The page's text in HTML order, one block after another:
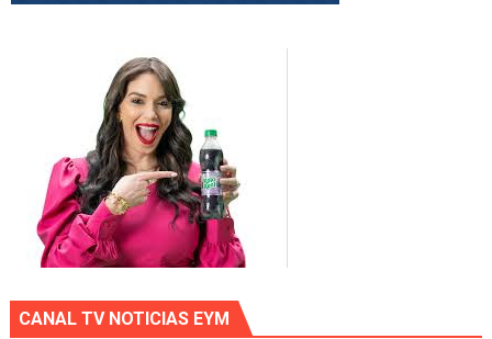
CANAL TV NOTICIAS EYM